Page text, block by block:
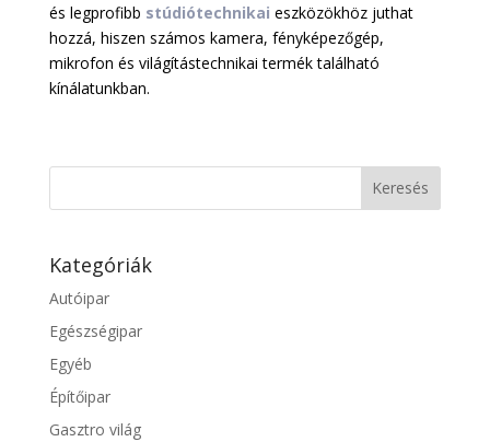
és legprofibb stúdiótechnikai eszközökhöz juthat
hozzá, hiszen számos kamera, fényképezőgép,
mikrofon és világítástechnikai termék található
kínálatunkban.
Kategóriák
Autóipar
Egészségipar
Egyéb
Építőipar
Gasztro világ